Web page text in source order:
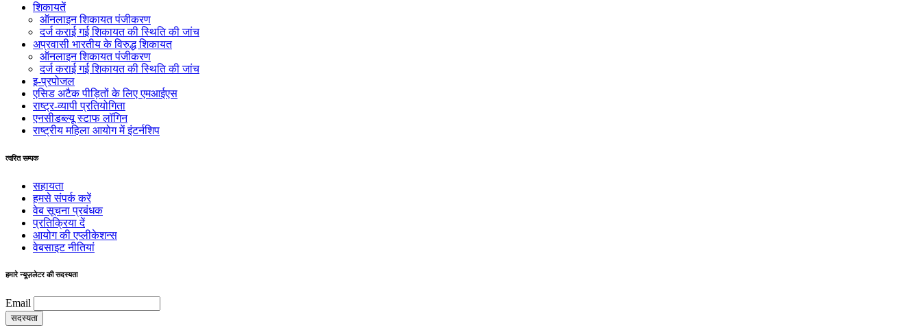
शिकायतें
ऑनलाइन शिकायत पंजीकरण
दर्ज कराई गई शिकायत की स्थिति की जांच
अप्रवासी भारतीय के विरुद्ध शिकायत
ऑनलाइन शिकायत पंजीकरण
दर्ज कराई गई शिकायत की स्थिति की जांच
इ-प्रपोजल
एसिड अटैक पीड़ितों के लिए एमआईएस
राष्ट्र-व्यापी प्रतियोगिता
एनसीडब्ल्यू स्टाफ लॉगिन
राष्ट्रीय महिला आयोग में इंटर्नशिप
त्वरित सम्पक
सहायता
हमसे संपर्क करें
वेब सूचना प्रबंधक
प्रतिक्रिया दें
आयोग की एप्लीकेशन्स
वेबसाइट नीतियां
हमारे न्यूज़लेटर की सदस्यता
Email